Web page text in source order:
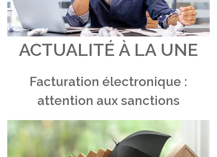
ACTUALITÉ À LA UNE
Facturation électronique :
attention aux sanctions